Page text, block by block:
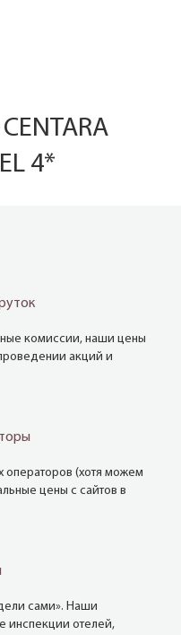
4*
комиссии, наши цены
акций и
операторов (хотя можем
цены с сайтов в
сами». Наши
инспекции отелей,